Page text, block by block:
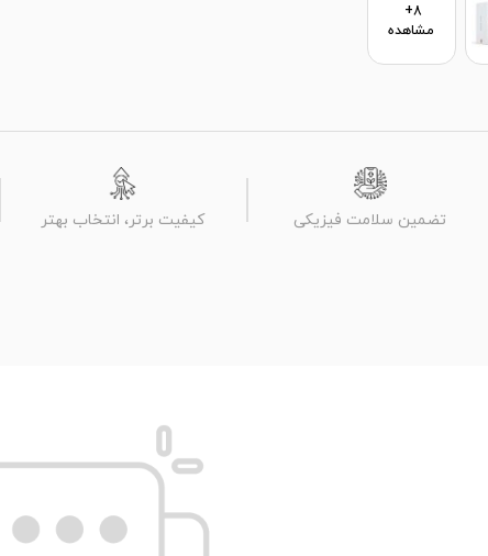
8+
مشاهده
تضمین سلامت فیزیکی کیفیت برتر، انتخاب بهتر